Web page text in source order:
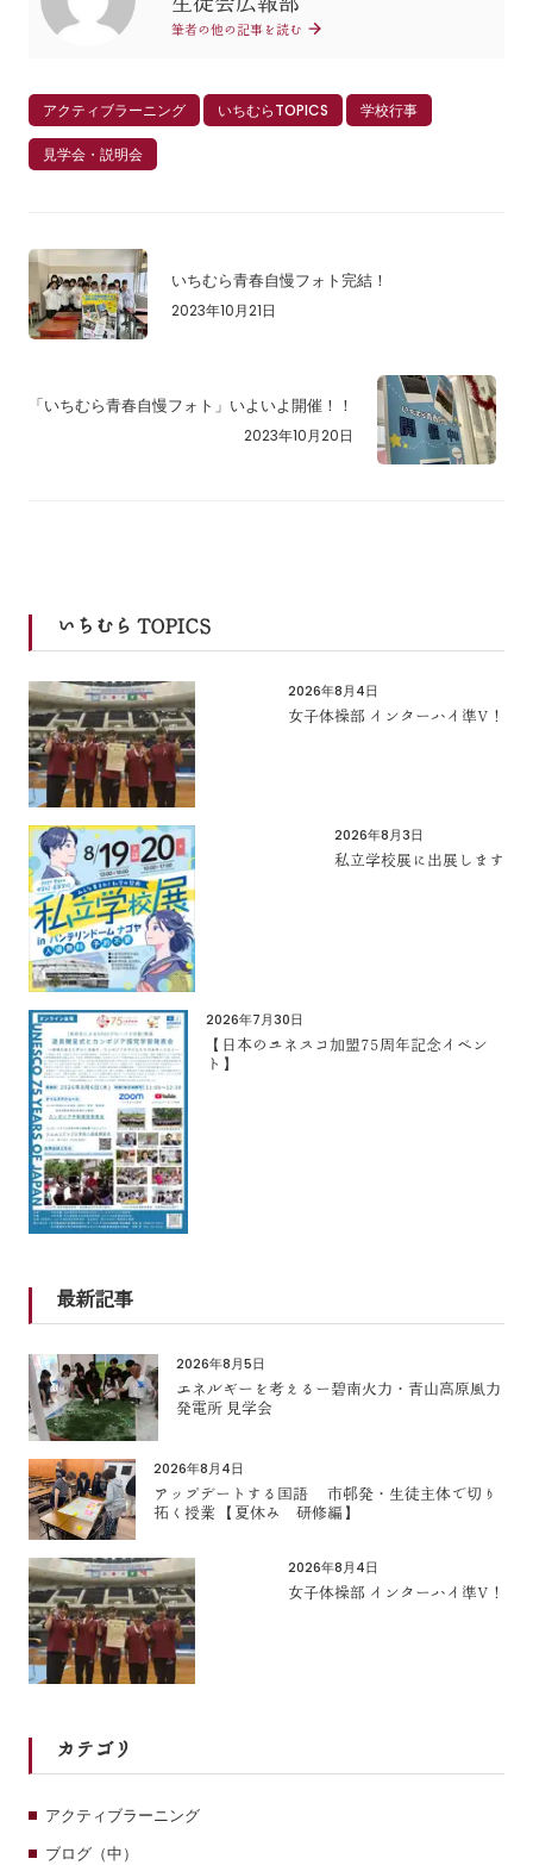
筆者の他の記事を読む
アクティブラーニング いちむらTOPICS 学校行事
見学会・説明会
いちむら青春自慢フォト完結！
2023年10月21日
「いちむら青春自慢フォト」いよいよ開催！！
2023年10月20日
いちむら TOPICS
2026年8月4日
女子体操部 インターハイ準V！
2026年8月3日
私立学校展に出展します
2026年7月30日
【日本のユネスコ加盟75周年記念イベン
ト】
最新記事
2026年8月5日
エネルギーを考えるー碧南火力・青山高原風力
発電所 見学会
2026年8月4日
アップデートする国語 市邨発・生徒主体で切り
拓く授業 【夏休み 研修編】
2026年8月4日
女子体操部 インターハイ準V！
カテゴリ
アクティブラーニング
ブログ（中）